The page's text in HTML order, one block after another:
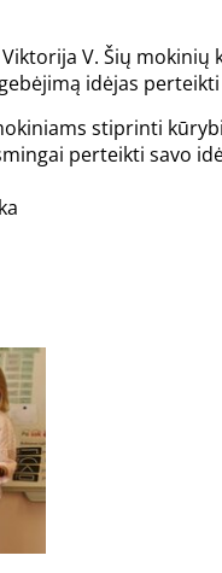
V. Šių
idėjas
stiprinti
perteikti savo